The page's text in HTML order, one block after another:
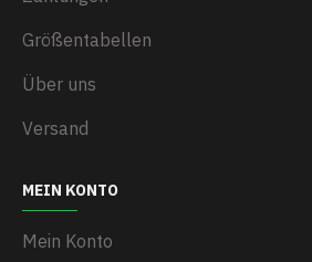
Größentabellen
Über uns
Versand
MEIN KONTO
Mein Konto